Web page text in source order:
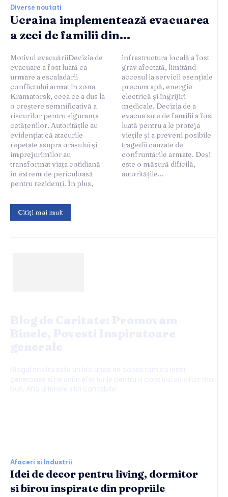
Diverse noutati
Ucraina implementează evacuarea
a zeci de familii din...
Motivul evacuăriiDecizia de
evacuare a fost luată ca
urmare a escaladării
conflictului armat în zona
Kramatorsk, ceea ce a dus la
o creștere semnificativă a
riscurilor pentru siguranța
cetățenilor. Autoritățile au
evidențiat că atacurile
repetate asupra orașului și
împrejurimilor au
transformat viața cotidiană
în extrem de periculoasă
pentru rezidenți. În plus,
infrastructura locală a fost
grav afectată, limitând
accesul la servicii esențiale
precum apă, energie
electrică și îngrijiri
medicale. Decizia de a
evacua sute de familii a fost
luată pentru a le proteja
viețile și a preveni posibile
tragedii cauzate de
confruntările armate. Deși
este o măsură dificilă,
autoritățile...
Citiți mai mult
Afaceri si Industrii
Idei de decor pentru living, dormitor
si birou inspirate din propriile